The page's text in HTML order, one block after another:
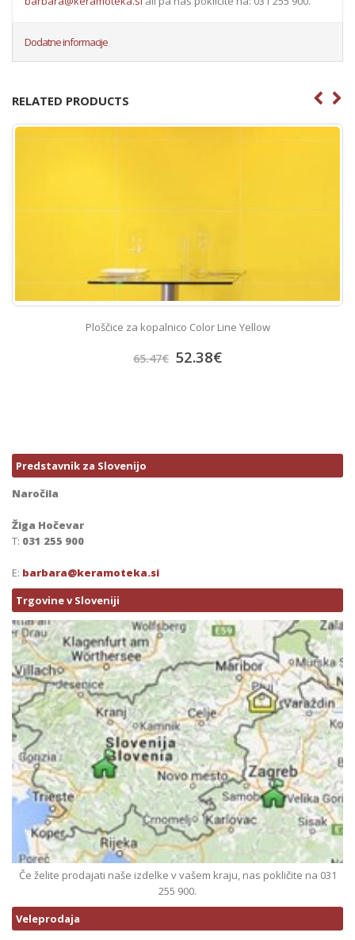
Dodatne informacije
RELATED PRODUCTS
Ploščice za kopalnico Color Line Yellow
65.47€ 52.38€
Predstavnik za Slovenijo
Naročila
Žiga Hočevar
T: 031 255 900
E: barbara@keramoteka.si
Trgovine v Sloveniji
Če želite prodajati naše izdelke v vašem kraju, nas pokličite na 031
255 900.
Veleprodaja